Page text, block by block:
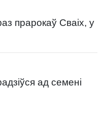
прарокаў Сваіх, у
ад семені